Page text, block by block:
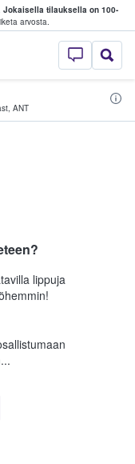
Jokaisella tilauksella on 100-
arvosta.
-
, ANT
lippuja